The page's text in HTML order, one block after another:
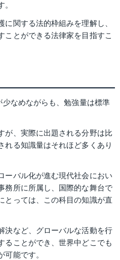
関する法的枠組みを理解し、
ことができる法律家を目指すこ
なめながらも、勉強量は標準
が、実際に出題される分野は比
れる知識量はそれほど多くあり
ーバル化が進む現代社会におい
務所に所属し、国際的な舞台で
とっては、この科目の知識が直
決など、グローバルな活動を行
ることができ、世界中どこでも
能です。